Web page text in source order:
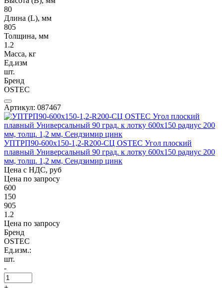
80
Длина (L), мм
805
Толщина, мм
1.2
Масса, кг
Ед.изм
шт.
Бренд
OSTEC
Артикул: 087467
УПТРП90-600х150-1,2-R200-СЦ OSTEC Угол плоский
плавный Универсальный 90 град. к лотку 600х150 радиус 200
мм, толщ. 1,2 мм, Сендзимир цинк
Цена с НДС, руб
Цена по запросу
600
150
905
1.2
Цена по запросу
Бренд
OSTEC
Ед.изм.:
шт.
-